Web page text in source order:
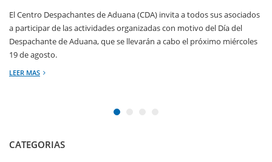
El Centro Despachantes de Aduana (CDA) invita a todos sus asociados
a participar de las actividades organizadas con motivo del Día del
Despachante de Aduana, que se llevarán a cabo el próximo miércoles
19 de agosto.
LEER MAS
CATEGORIAS